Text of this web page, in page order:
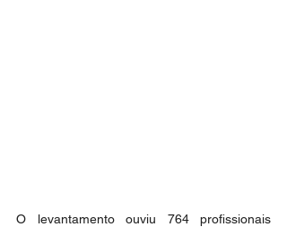
O levantamento ouviu 764 profissionais